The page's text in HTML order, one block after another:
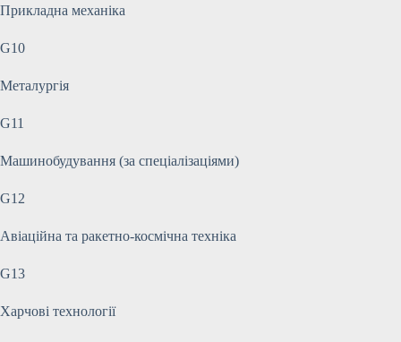
Прикладна механіка
G10
Металургія
G11
Машинобудування (за спеціалізаціями)
G12
Авіаційна та ракетно-космічна техніка
G13
Харчові технології